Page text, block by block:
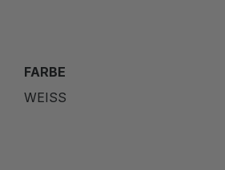
FARBE
WEISS